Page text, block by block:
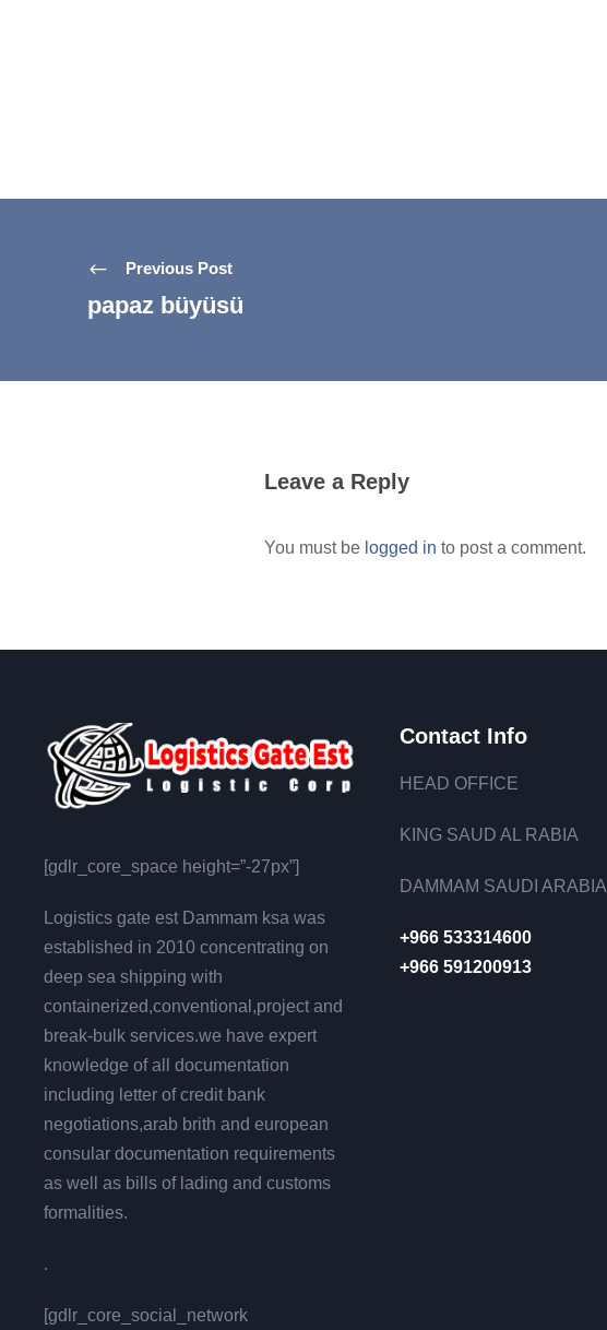
Previous Post
papaz büyüsü
Leave a Reply
You must be logged in to post a comment.
[gdlr_core_space height=”-27px”]
Logistics gate est Dammam ksa was
established in 2010 concentrating on
deep sea shipping with
containerized,conventional,project and
break-bulk services.we have expert
knowledge of all documentation
including letter of credit bank
negotiations,arab brith and european
consular documentation requirements
as well as bills of lading and customs
formalities.
.
[gdlr_core_social_network
Contact Info
HEAD OFFICE
KING SAUD AL RABIA
DAMMAM SAUDI ARABIA
+966 533314600
+966 591200913